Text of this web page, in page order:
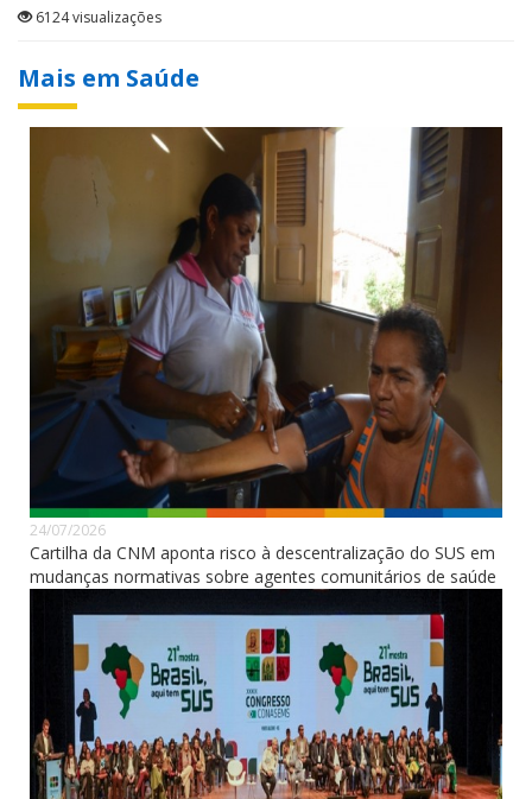
6124 visualizações
Mais em Saúde
24/07/2026
Cartilha da CNM aponta risco à descentralização do SUS em
mudanças normativas sobre agentes comunitários de saúde